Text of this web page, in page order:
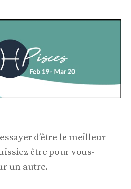
d’être le meilleur
être pour vous-
un autre.